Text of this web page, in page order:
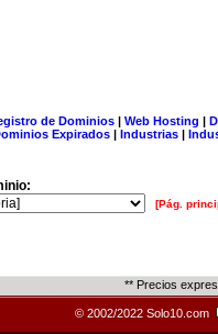
de Dominios| Web Hosting |
Expirados | Industrias |
[Pág.
** Precios
© 2002/2022 Solo10.com